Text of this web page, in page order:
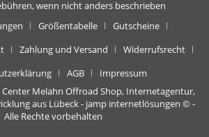
wenn nicht anders beschrieben
Größentabelle
Gutscheine
Zahlung und Versand
Widerrufsrecht
AGB
Impressum
Melahn Offroad Shop, Internetagentur,
aus Lübeck - jamp internetlösungen © -
Alle Rechte vorbehalten